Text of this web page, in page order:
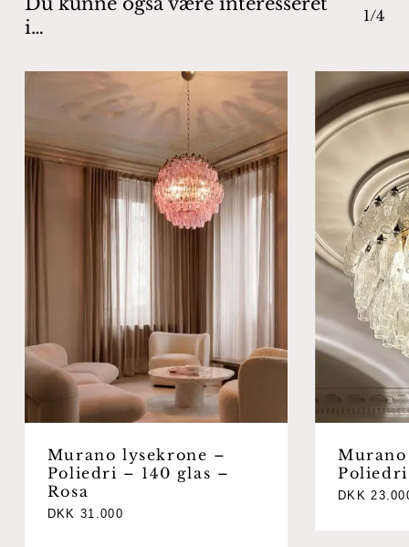
i…
1/4
Murano lysekrone –
Poliedri – 140 glas –
Rosa
DKK 31.000
DKK